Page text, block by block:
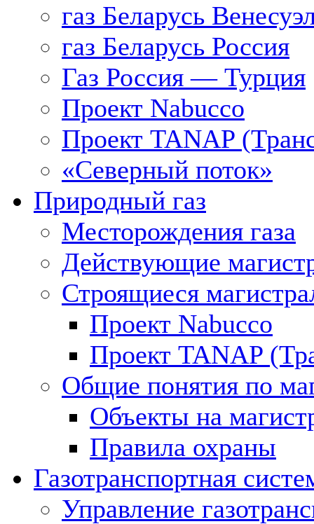
газ Беларусь
газ Беларусь Россия
Газ Россия — Турция
Проект Nabucco
Проект TANAP
«Северный поток»
Природный газ
Месторождения газа
Действующие
Строящиеся
Проект Nabucco
Проект TANAP
Общие понятия по
Объекты на
Правила охраны
Газотранспортная
Управление